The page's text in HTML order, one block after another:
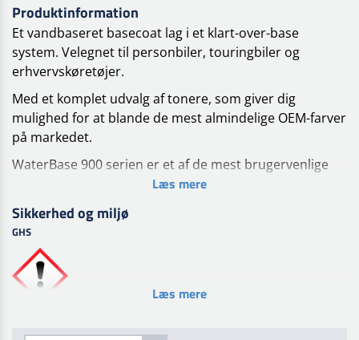
Produktinformation
Et vandbaseret basecoat lag i et klart-over-base
system. Velegnet til personbiler, touringbiler og
erhvervskøretøjer.
Med et komplet udvalg af tonere, som giver dig
mulighed for at blande de mest almindelige OEM-farver
på markedet.
WaterBase 900 serien er et af de mest brugervenlige
vandbaserede coatingsystemer, der i øjeblikket er
enkelt som at bruge almindelig basecoat.
Med sine omhyggeligt udvalgte tonere (herunder
perle-, metallic- og xirallic-blandingsfarver) er
WaterBase 900 serien holdt simpel. Kombineret med
Læs mere
Sikkerhed og miljø
GHS
Læs mere